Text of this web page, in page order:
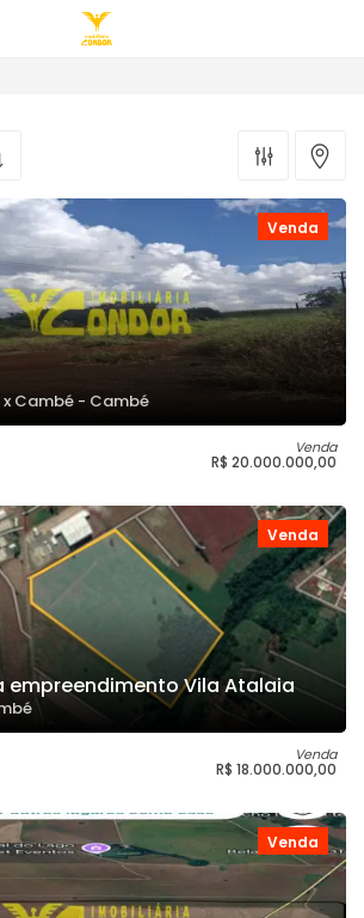
Venda
Cambé - Cambé
Venda
R$ 20.000.000,00
Venda
empreendimento Vila Atalaia
Venda
R$ 18.000.000,00
Venda